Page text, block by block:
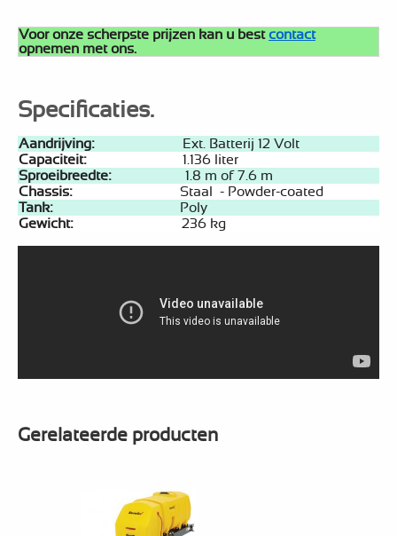
Voor onze scherpste prijzen kan u bestcontact
opnemen met ons.
Specificaties.
Aandrijving:
Ext. Batterij 12 Volt
Capaciteit:
1.136 liter
Sproeibreedte:
1.8 m of 7.6 m
Chassis:
Staal - Powder-coated
Tank:
Poly
Gewicht:
236 kg
Gerelateerde producten